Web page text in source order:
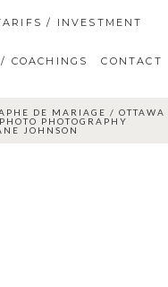
/ INVESTMENT
COACHINGS CONTACT
DE MARIAGE / OTTAWA
PHOTOGRAPHY
JOHNSON